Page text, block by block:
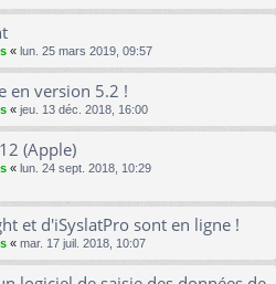
« lun. 25 mars 2019, 09:57
en version 5.2 !
« jeu. 13 déc. 2018, 16:00
(Apple)
« lun. 24 sept. 2018, 10:29
et d'iSyslatPro sont en ligne !
« mar. 17 juil. 2018, 10:07